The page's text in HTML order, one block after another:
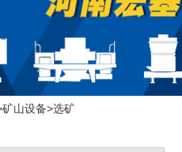
矿山设备>选矿